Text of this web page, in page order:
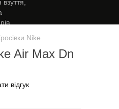
Nike
Air Max Dn
відгук